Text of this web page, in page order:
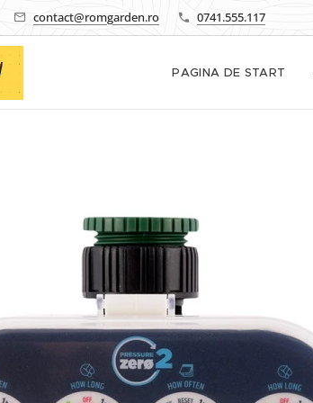
contact@romgarden.ro 0741.555.117
PAGINA DE START